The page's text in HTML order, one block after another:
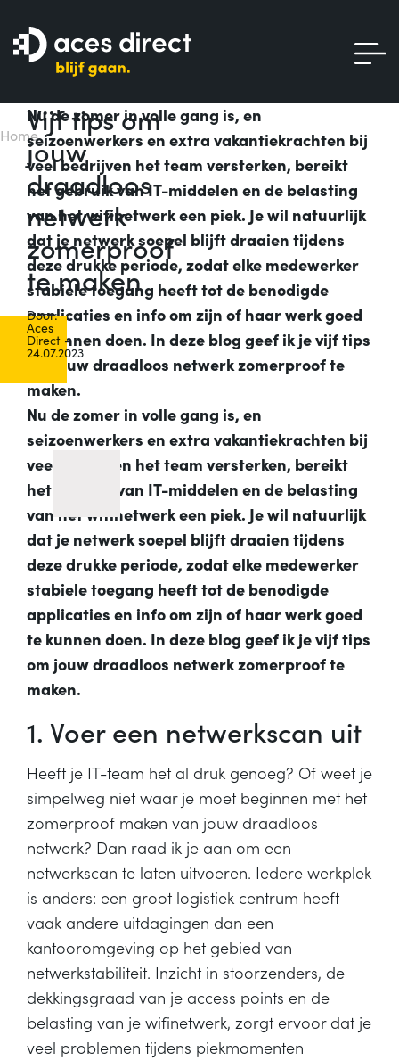
HomeVijf tips om
jouw
draadloos
netwerk
zomerproof
te maken
Door:
Aces
Direct -
24.07.2023
Nu de zomer in volle gang is, en
seizoenwerkers en extra vakantiekrachten bij
veel bedrijven het team versterken, bereikt
het gebruik van IT-middelen en de belasting
van het wifinetwerk een piek. Je wil natuurlijk
dat je netwerk soepel blijft draaien tijdens
deze drukke periode, zodat elke medewerker
stabiele toegang heeft tot de benodigde
applicaties en info om zijn of haar werk goed
te kunnen doen. In deze blog geef ik je vijf tips
om jouw draadloos netwerk zomerproof te
maken.
Nu de zomer in volle gang is, en
seizoenwerkers en extra vakantiekrachten bij
veel bedrijven het team versterken, bereikt
het gebruik van IT-middelen en de belasting
van het wifinetwerk een piek. Je wil natuurlijk
dat je netwerk soepel blijft draaien tijdens
deze drukke periode, zodat elke medewerker
stabiele toegang heeft tot de benodigde
applicaties en info om zijn of haar werk goed
te kunnen doen. In deze blog geef ik je vijf tips
om jouw draadloos netwerk zomerproof te
maken.
1. Voer een netwerkscan uit
Heeft je IT-team het al druk genoeg? Of weet je
simpelweg niet waar je moet beginnen met het
zomerproof maken van jouw draadloos
netwerk? Dan raad ik je aan om een
netwerkscan te laten uitvoeren. Iedere werkplek
is anders: een groot logistiek centrum heeft
vaak andere uitdagingen dan een
kantooromgeving op het gebied van
netwerkstabiliteit. Inzicht in stoorzenders, de
dekkingsgraad van je access points en de
belasting van je wifinetwerk, zorgt ervoor dat je
veel problemen tijdens piekmomenten